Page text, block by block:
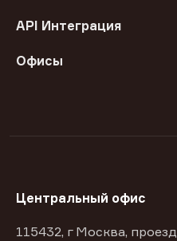
API Интеграция
Офисы
Центральный офис
115432, г Москва, проезд